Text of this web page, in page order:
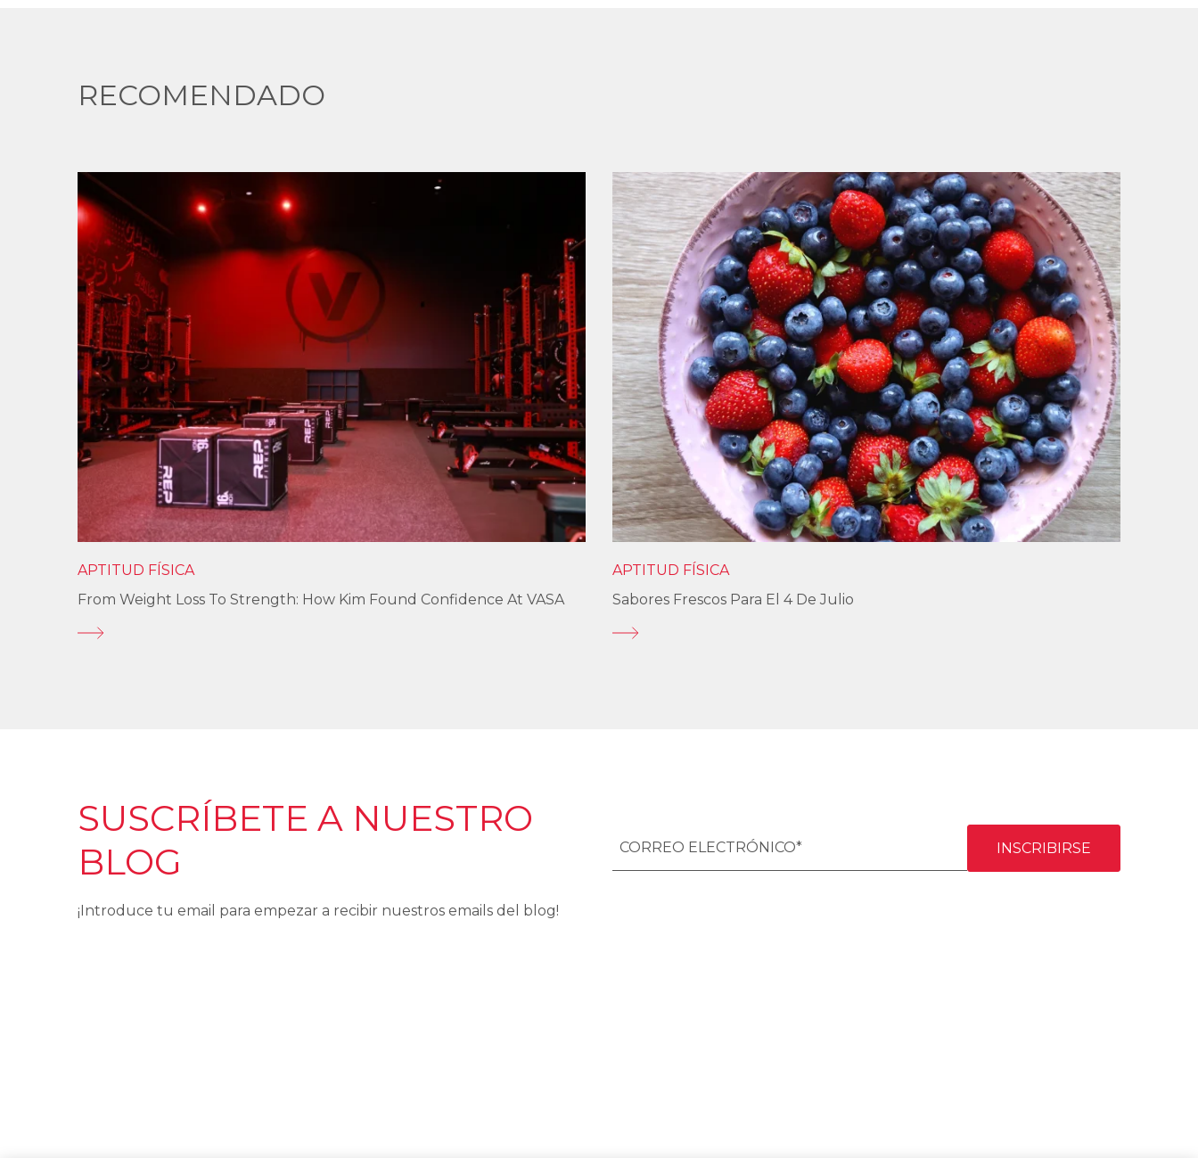
RECOMENDADO
APTITUD FÍSICA
From Weight Loss To Strength: How Kim Found Confidence At VASA
APTITUD FÍSICA
Sabores Frescos Para El 4 De Julio
SUSCRÍBETE A NUESTRO
BLOG
¡Introduce tu email para empezar a recibir nuestros emails del blog!